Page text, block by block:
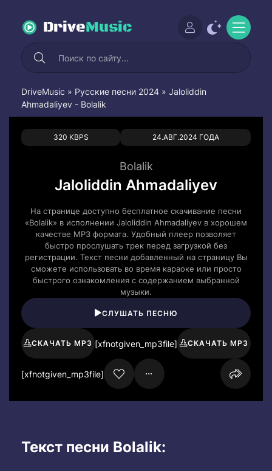
DriveMusic
DriveMusic » Русские песни 2024 » Jaloliddin
Ahmadaliyev - Bolalik
320 KBPS 24.АВГ.2024 ГОДА
0 0
Bolalik
Jaloliddin Ahmadaliyev
На странице доступно бесплатное скачивание песни
«Bolalik» в исполнении Jaloliddin Ahmadaliyev в хорошем
качестве MP3 формата. Удобный плеер позволяет
быстро прослушать трек перед загрузкой без
регистрации. Текст песни добавленный на страницу Вы
сможете использовать во время караоке или просто
быстрого ознакомления с содержанием выбранной
музыки.
СЛУШАТЬ ПЕСНЮ
СКАЧАТЬ MP3 [xfnotgiven_mp3file] СКАЧАТЬ MP3
[xfnotgiven_mp3file]
Текст песни Bolalik: